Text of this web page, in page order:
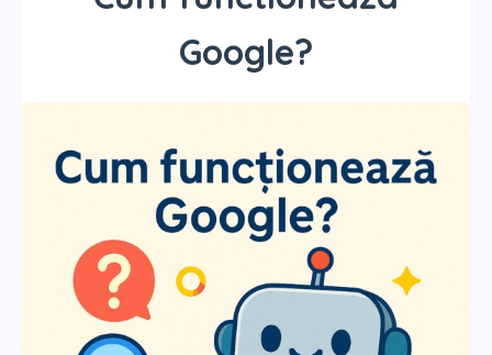
Google?